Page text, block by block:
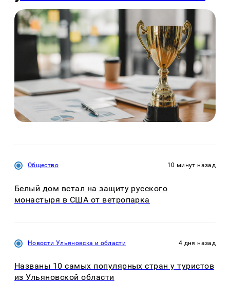
Общество 10 минут назад
Белый дом встал на защиту русского
монастыря в США от ветропарка
Новости Ульяновска и области 4 дня назад
Названы 10 самых популярных стран у туристов
из Ульяновской области